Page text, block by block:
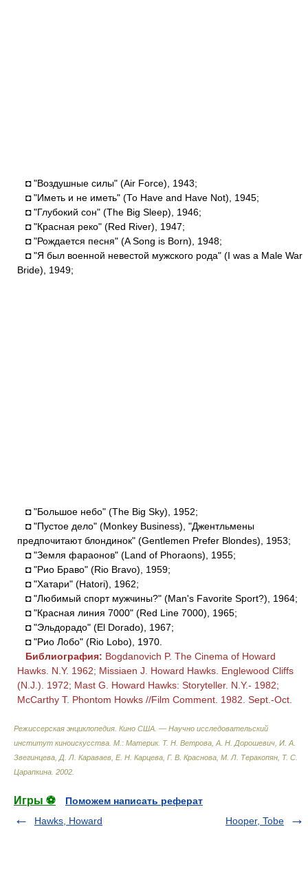
◘ "Воздушные силы" (Air Force), 1943;
◘ "Иметь и не иметь" (То Have and Have Not), 1945;
◘ "Глубокий сон" (The Big Sleep), 1946;
◘ "Красная реко" (Red River), 1947;
◘ "Рождается песня" (A Song is Born), 1948;
◘ "Я был военной невестой мужского рода" (I was а Male War
Bride), 1949;
◘ "Большое небо" (The Big Sky), 1952;
◘ "Пустое дело" (Monkey Business), "Джентльмены
предпочитают блондинок" (Gentlemen Prefer Blondes), 1953;
◘ "Земля фараонов" (Land of Phoraons), 1955;
◘ "Рио Браво" (Rio Bravo), 1959;
◘ "Хатари" (Hatori), 1962;
◘ "Любимый спорт мужчины?" (Man's Favorite Sport?), 1964;
◘ "Красная линия 7000" (Red Line 7000), 1965;
◘ "Эльдорадо" (El Dorado), 1967;
◘ "Рио Лобо" (Rio Lobo), 1970.
Библиография: Bogdanovich P. The Cinema of Howard
Hawks. N.Y. 1962; Missiaen J. Howard Hawks. Englewood Cliffs
(N.J.). 1972; Mast G. Howard Hawks: Storyteller. N.Y.- 1982;
McCarthy T. Phontom Howks //Film Comment. 1982. Sept.-Oct.
Режиссерская энциклопедия. Кино США. — Научно исследовательский
институт киноискусства. М.: Материк. Т. Н. Ветрова, А. Н. Дорошевич, И. А.
Звегинцева, Д. Л. Караваев, Е. Н. Карцева, Г. В. Краснова, М. Л. Теракопян, Т. С.
Царапкина 2002
Игры ⚽
Поможем написать реферат
Hawks, Howard
Hooper, Tobe